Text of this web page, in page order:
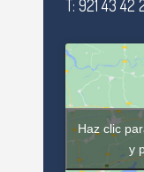
T: 921 43 42
Haz clic
y